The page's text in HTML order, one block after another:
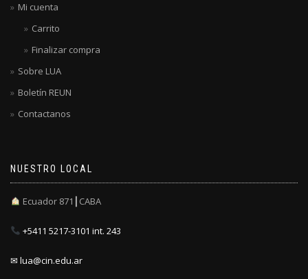
Mi cuenta
Carrito
Finalizar compra
Sobre LUA
Boletín REUN
Contactanos
NUESTRO LOCAL
Ecuador 871┃CABA
+5411 5217-3101 int. 243
✉ lua@cin.edu.ar